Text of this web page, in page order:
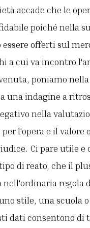
accade che le
poiché nella
essere offerti sul
a cui va incontro
poniamo
una indagine a
nella
l'opera e il
Ci pare utile e
di reato, che il
regola
stile, una scuola
dati consentono